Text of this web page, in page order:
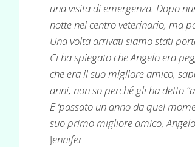
una visita di emergenza. Dopo
notte nel centro veterinario, ma
Una volta arrivati siamo stati
Ci ha spiegato che Angelo era
che era il suo migliore amico,
anni, non so perché gli ha detto
E ‘passato un anno da quel
suo primo migliore amico,
Jennifer